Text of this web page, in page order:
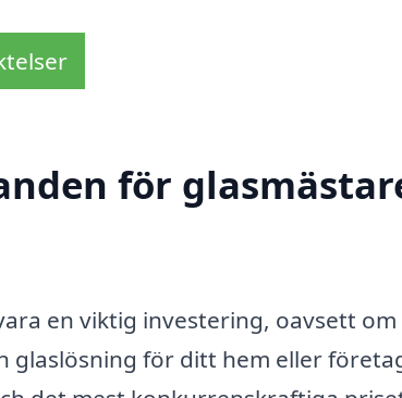
för
en viktig investering, oavsett om
glaslösning för ditt hem eller